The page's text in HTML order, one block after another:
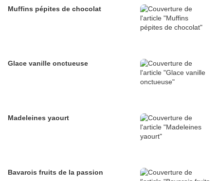
Muffins pépites de chocolat
Glace vanille onctueuse
Madeleines yaourt
Bavarois fruits de la passion